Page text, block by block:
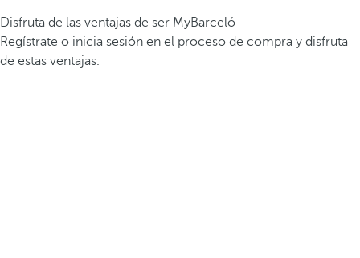
Disfruta de las ventajas de ser MyBarceló
Regístrate o inicia sesión en el proceso de compra y disfruta
de estas ventajas.